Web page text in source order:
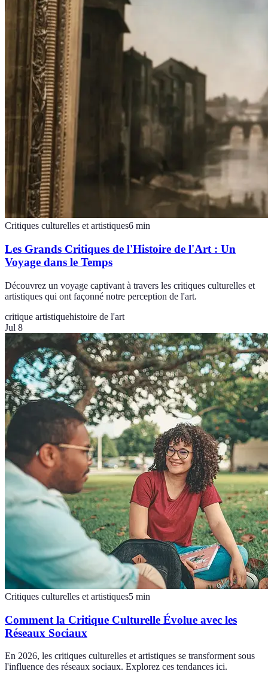
Critiques culturelles et artistiques6 min
Les Grands Critiques de l'Histoire de l'Art : Un
Voyage dans le Temps
Découvrez un voyage captivant à travers les critiques culturelles et
artistiques qui ont façonné notre perception de l'art.
critique artistiquehistoire de l'art
Jul 8
Critiques culturelles et artistiques5 min
Comment la Critique Culturelle Évolue avec les
Réseaux Sociaux
En 2026, les critiques culturelles et artistiques se transforment sous
l'influence des réseaux sociaux. Explorez ces tendances ici.